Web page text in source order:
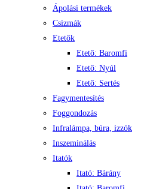
Ápolási termékek
Csizmák
Etetők
Etető: Baromfi
Etető: Nyúl
Etető: Sertés
Fagymentesítés
Foggondozás
Infralámpa, búra, izzók
Inszeminálás
Itatók
Itató: Bárány